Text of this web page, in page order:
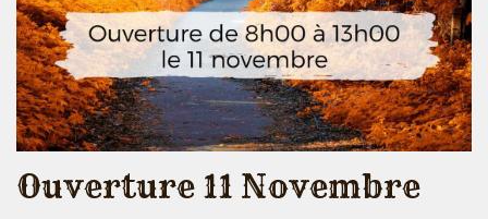
Ouverture 11 Novembre